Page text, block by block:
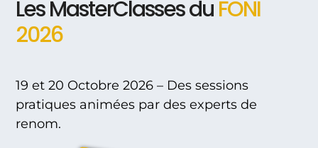
Les MasterClasses duFONI
2026
19 et 20 Octobre 2026 – Des sessions
pratiques animées par des experts de
renom.